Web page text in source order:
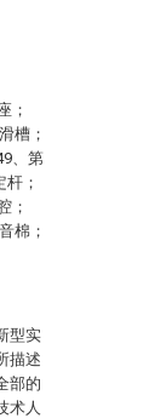
；
槽；
、第
；
；
棉；
型实
描述
部的
术人